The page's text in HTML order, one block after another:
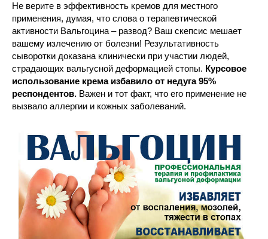
Не верите в эффективность кремов для местного
применения, думая, что слова о терапевтической
активности Вальгоцина – развод? Ваш скепсис мешает
вашему излечению от болезни! Результативность
сыворотки доказана клинически при участии людей,
страдающих вальгусной деформацией стопы. Курсовое
использование крема избавило от недуга 95%
респондентов. Важен и тот факт, что его применение не
вызвало аллергии и кожных заболеваний.